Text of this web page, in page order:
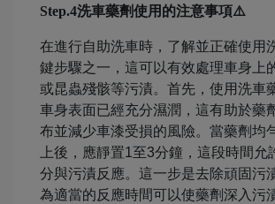
Step.4洗車藥劑使用的注意事項⚠️
在進行自助洗車時，了解並正確使用
鍵步驟之一，這可以有效處理車身上
或昆蟲殘骸等污漬。首先，使用洗車
車身表面已經充分濕潤，這有助於藥
布並減少車漆受損的風險。當藥劑均
上後，應靜置1至3分鐘，這段時間允
分與污漬反應。這一步是去除頑固污
為適當的反應時間可以使藥劑深入污